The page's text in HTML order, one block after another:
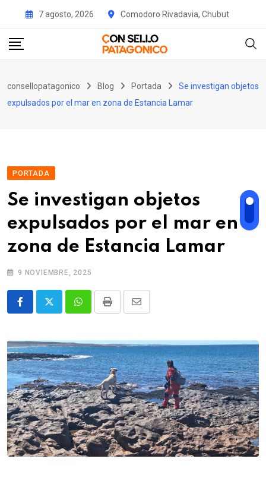
content
7 agosto, 2026 Comodoro Rivadavia, Chubut
consellopatagonico Blog Portada
Se investigan objetos
expulsados por el mar en zona de Estancia Lamar
PORTADA
Se investigan objetos
expulsados por el mar en
zona de Estancia Lamar
9 NOVIEMBRE, 2025
WhatsappPrint
Share
Email